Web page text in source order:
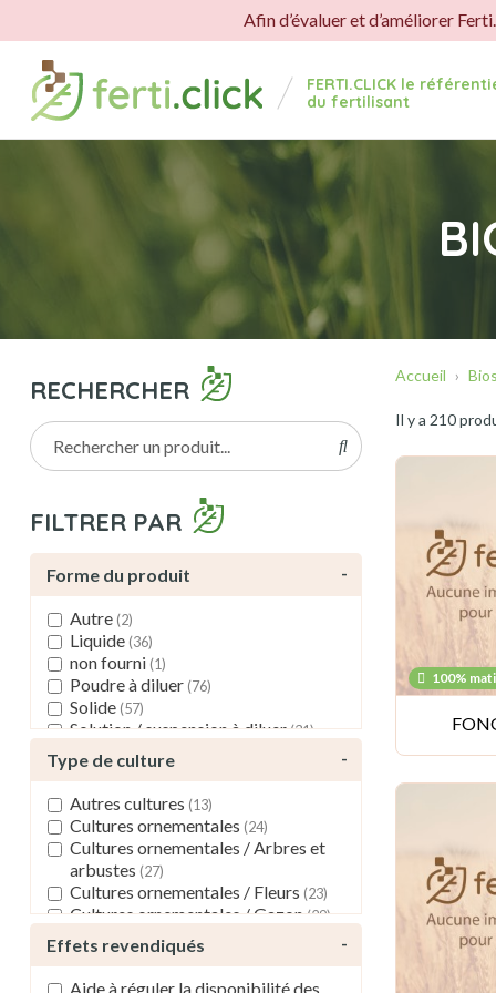
Afin d’évaluer et d’améliorer
FERTI.CLICK le
du fertilisant
RECHERCHER
Rechercher un produit...
Rechercher
FILTRER PAR
Forme du produit
Autre (2)
Liquide (36)
non fourni (1)
Poudre à diluer (76)
Solide (57)
Solution / suspension à diluer(31)
Type de culture
Autres cultures (13)
Cultures ornementales (24)
Cultures ornementales / Arbres et
arbustes (27)
Cultures ornementales / Fleurs (23)
Cultures ornementales / Gazon(29)
Cultures pérennes
Cultures pérennes / Arbres fruitiers
(48)
Effets revendiqués
Aide à réguler la disponibilité des
Accueil
Il y a 210
100%